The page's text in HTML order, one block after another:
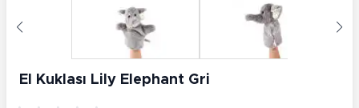
El Kuklası Lily Elephant Gri